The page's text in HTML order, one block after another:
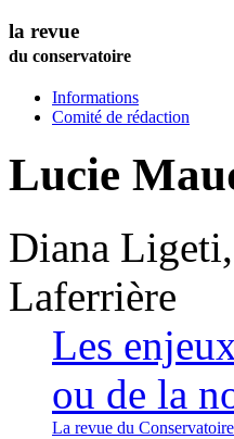
la revue
du conservatoire
Informations
Comité de rédaction
Lucie
Diana Ligeti,
Laferrière
Les
ou de la
La revue du Conservatoire